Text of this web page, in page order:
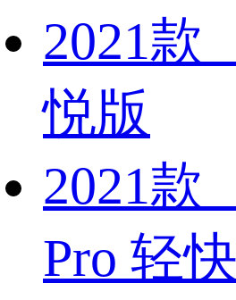
2021款
悦版
2021款
Pro 轻